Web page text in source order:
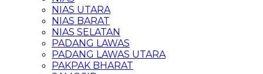
NIAS UTARA
NIAS BARAT
NIAS SELATAN
PADANG LAWAS
PADANG LAWAS UTARA
PAKPAK BHARAT